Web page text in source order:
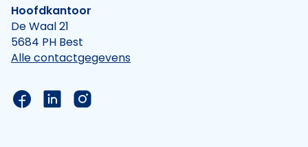
Hoofdkantoor
De Waal 21
5684 PH Best
Alle contactgegevens
Link naar de Facebook pagina van Hypotheek
Link naar de LinkedIn pagina van
Link naar de Instagram pagina van